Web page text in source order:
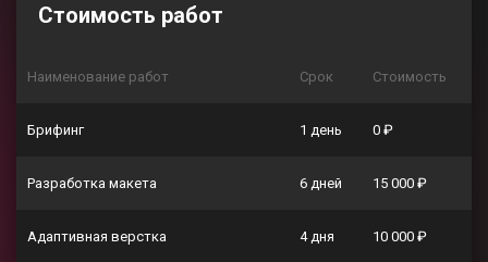
Стоимость работ
Наименование работ Срок Стоимость
Брифинг 1 день 0 ₽
Разработка макета 6 дней 15 000 ₽
Адаптивная верстка 4 дня 10 000 ₽